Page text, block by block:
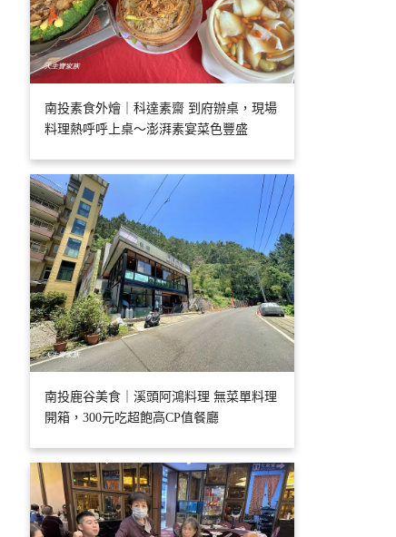
南投素食外燴｜科達素齋 到府辦桌，現場
料理熱呼呼上桌～澎湃素宴菜色豐盛
南投鹿谷美食｜溪頭阿鴻料理 無菜單料理
開箱，300元吃超飽高CP值餐廳